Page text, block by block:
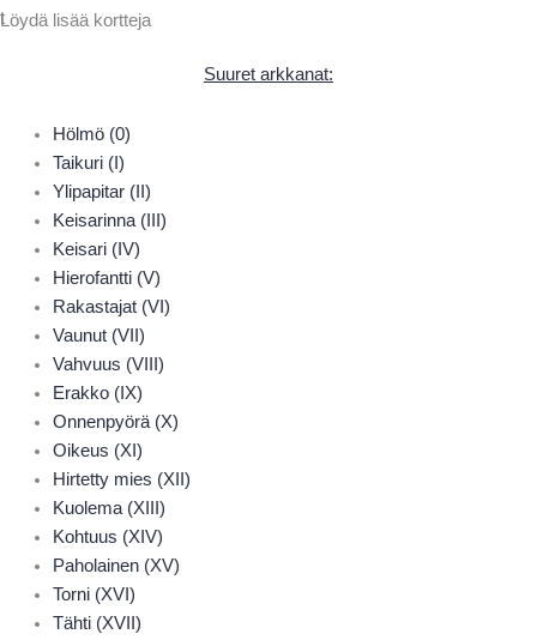
tLöydä lisää kortteja
Suuret arkkanat:
Hölmö (0)
Taikuri (I)
Ylipapitar (II)
Keisarinna (III)
Keisari (IV)
Hierofantti (V)
Rakastajat (VI)
Vaunut (VII)
Vahvuus (VIII)
Erakko (IX)
Onnenpyörä (X)
Oikeus (XI)
Hirtetty mies (XII)
Kuolema (XIII)
Kohtuus (XIV)
Paholainen (XV)
Torni (XVI)
Tähti (XVII)